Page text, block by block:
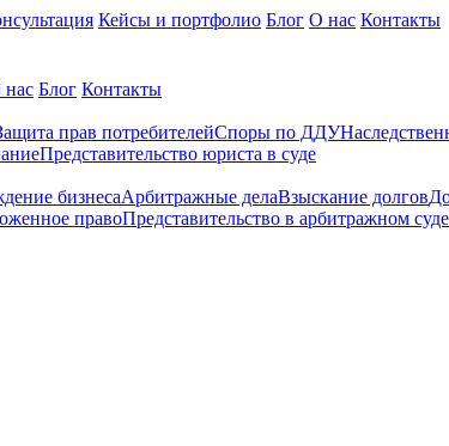
Кейсы и портфолио Блог О нас Контакты
Блог Контакты
прав потребителейСпоры по ДДУ
Представительство юриста в суде
бизнесаАрбитражные делаВзыскание долгов
правоПредставительство в арбитражном суде